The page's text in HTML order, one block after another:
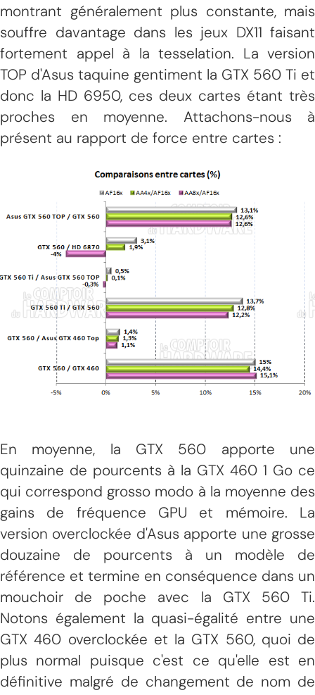
montrant généralement plus constante, mais
souffre davantage dans les jeux DX11 faisant
fortement appel à la tesselation. La version
TOP d'Asus taquine gentiment la GTX 560 Ti et
donc la HD 6950, ces deux cartes étant très
proches en moyenne. Attachons-nous à
présent au rapport de force entre cartes :
En moyenne, la GTX 560 apporte une
quinzaine de pourcents à la GTX 460 1 Go ce
qui correspond grosso modo à la moyenne des
gains de fréquence GPU et mémoire. La
version overclockée d'Asus apporte une grosse
douzaine de pourcents à un modèle de
référence et termine en conséquence dans un
mouchoir de poche avec la GTX 560 Ti.
Notons également la quasi-égalité entre une
GTX 460 overclockée et la GTX 560, quoi de
plus normal puisque c'est ce qu'elle est en
définitive malgré de changement de nom de